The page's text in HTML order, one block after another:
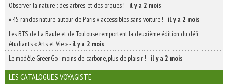
Observer la nature : des arbres et des orques ! -il y a 2 mois
« 45 randos nature autour de Paris » accessibles sans voiture ! -il y a 2 mois
Les BTS de La Baule et de Toulouse remportent la deuxième édition du défi
étudiants « Arts et Vie »-il y a 2 mois
Le modèle GreenGo : moins de carbone, plus de plaisir ! -il y a 2 mois
LES CATALOGUES VOYAGISTE